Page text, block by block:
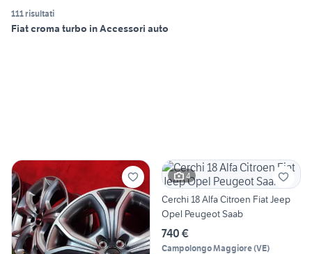
111 risultati
Fiat croma turbo in Accessori auto
4
Cerchi 18 Alfa Citroen Fiat Jeep
Opel Peugeot Saab
740 €
Campolongo Maggiore(VE)